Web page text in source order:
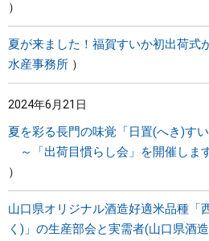
夏が来ました！福賀すいか初出荷式
水産事務所
2024年6月21日
夏を彩る長門の味覚「日置(へき)す
～「出荷目慣らし会」を開催しま
山口県オリジナル酒造好適米品種「
く)」の生産部会と実需者(山口県酒